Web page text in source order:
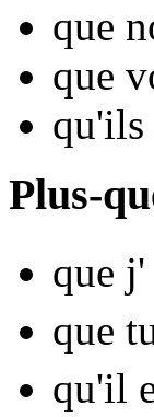
que
que
qu'ils
Plus-
que j'
que
qu'il